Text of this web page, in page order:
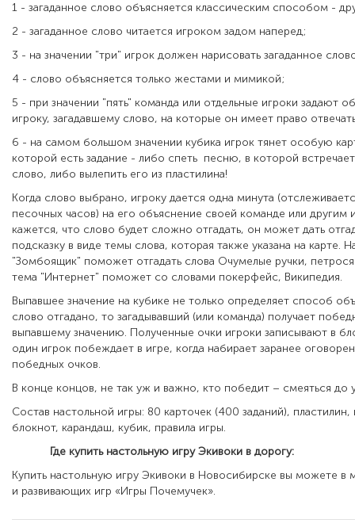
1 - загаданное слово объясняется классическим способом -
2 - загаданное слово читается игроком задом наперед;
3 - на значении "три" игрок должен нарисовать загаданное
4 - слово объясняется только жестами и мимикой;
5 - при значении "пять" команда или отдельные игроки задают
игроку, загадавшему слово, на которые он имеет право
6 - на самом большом значении кубика игрок тянет особую
которой есть задание - либо спеть песню, в которой
слово, либо вылепить его из пластилина!
Когда слово выбрано, игроку дается одна минута
песочных часов) на его объяснение своей команде или другим
кажется, что слово будет сложно отгадать, он может дать
подсказку в виде темы слова, которая также указана на карте.
"Зомбоящик" поможет отгадать слова Очумелые ручки,
тема "Интернет" поможет со словами покерфейс, Википедия.
Выпавшее значение на кубике не только определяет способ
слово отгадано, то загадывавший (или команда) получает
выпавшему значению. Полученные очки игроки записывают в
один игрок побеждает в игре, когда набирает заранее
победных очков.
В конце концов, не так уж и важно, кто победит – смеяться до
Состав настольной игры: 80 карточек (400 заданий),
блокнот, карандаш, кубик, правила игры.
Где купить настольную игру Экивоки в дорогу:
Купить настольную игру Экивоки в Новосибирске вы можете в
и развивающих игр «Игры Почемучек».